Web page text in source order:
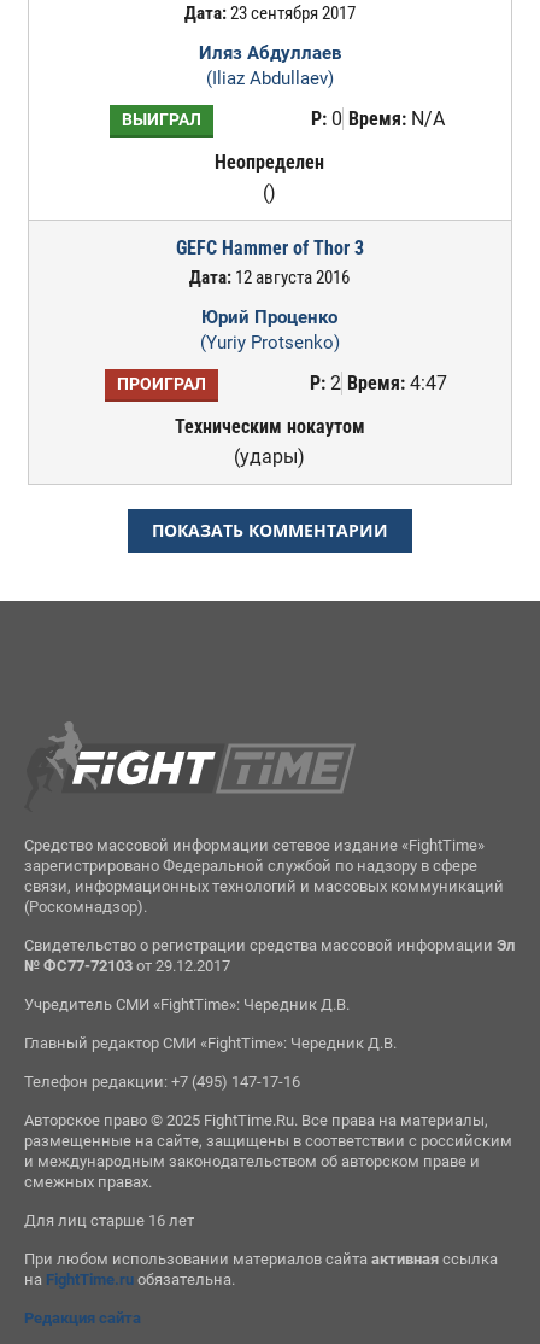
Дата:23 сентября 2017
Иляз Абдуллаев
(Iliaz Abdullaev)
ВЫИГРАЛ Р: 0 Время: N/A
Неопределен
()
GEFC Hammer of Thor 3
Дата: 12 августа 2016
Юрий Проценко
(Yuriy Protsenko)
ПРОИГРАЛ Р:2 Время:4:47
Техническим нокаутом
(удары)
ПОКАЗАТЬ КОММЕНТАРИИ
Средство массовой информации сетевое издание «FightTime»
зарегистрировано Федеральной службой по надзору в сфере
связи, информационных технологий и массовых коммуникаций
(Роскомнадзор).
Свидетельство о регистрации средства массовой информации Эл
№ ФС77-72103от 29.12.2017
Учредитель СМИ «FightTime»: Чередник Д.В.
Главный редактор СМИ «FightTime»: Чередник Д.В.
Телефон редакции: +7 (495) 147-17-16
Авторское право © 2025 FightTime.Ru. Все права на материалы,
размещенные на сайте, защищены в соответствии с российским
и международным законодательством об авторском праве и
смежных правах.
Для лиц старше 16 лет
При любом использовании материалов сайта активнаяссылка
на FightTime.ruобязательна.
Редакция сайта